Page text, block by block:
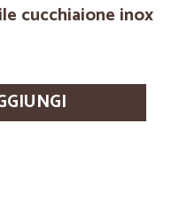
cucchiaione inox